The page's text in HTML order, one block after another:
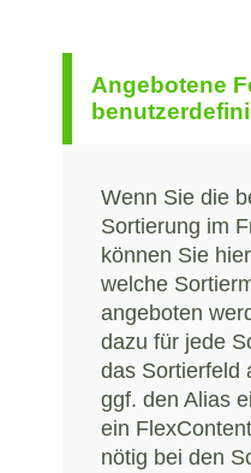
Angebotene
Wenn Sie die
Sortierung im
können Sie
welche
angeboten
dazu für jede
das Sortierfeld
ggf. den Alias
ein
nötig bei den